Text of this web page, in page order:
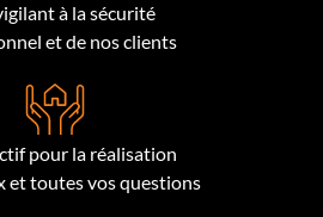
à la sécurité
et de nos clients
pour la réalisation
et toutes vos questions